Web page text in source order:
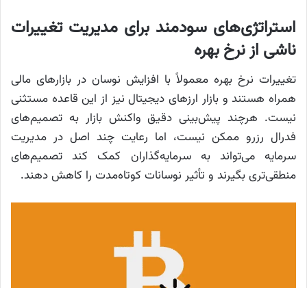
استراتژی‌های سودمند برای مدیریت تغییرات
ناشی از نرخ بهره
تغییرات نرخ بهره معمولاً با افزایش نوسان در بازارهای مالی
همراه هستند و بازار ارزهای دیجیتال نیز از این قاعده مستثنی
نیست. هرچند پیش‌بینی دقیق واکنش بازار به تصمیم‌های
فدرال رزرو ممکن نیست، اما رعایت چند اصل در مدیریت
سرمایه می‌تواند به سرمایه‌گذاران کمک کند تصمیم‌های
منطقی‌تری بگیرند و تأثیر نوسانات کوتاه‌مدت را کاهش دهند.